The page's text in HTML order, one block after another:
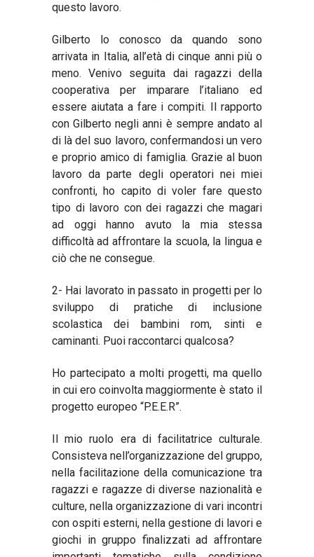
questo lavoro.
Gilberto lo conosco da quando sono
arrivata in Italia, all’età di cinque anni più o
meno. Venivo seguita dai ragazzi della
cooperativa per imparare l’italiano ed
essere aiutata a fare i compiti. Il rapporto
con Gilberto negli anni è sempre andato al
di là del suo lavoro, confermandosi un vero
e proprio amico di famiglia. Grazie al buon
lavoro da parte degli operatori nei miei
confronti, ho capito di voler fare questo
tipo di lavoro con dei ragazzi che magari
ad oggi hanno avuto la mia stessa
difficoltà ad affrontare la scuola, la lingua e
ciò che ne consegue.
2- Hai lavorato in passato in progetti per lo
sviluppo di pratiche di inclusione
scolastica dei bambini rom, sinti e
caminanti. Puoi raccontarci qualcosa?
Ho partecipato a molti progetti, ma quello
in cui ero coinvolta maggiormente è stato il
progetto europeo “P.E.E.R”.
Il mio ruolo era di facilitatrice culturale.
Consisteva nell’organizzazione del gruppo,
nella facilitazione della comunicazione tra
ragazzi e ragazze di diverse nazionalità e
culture, nella organizzazione di vari incontri
con ospiti esterni, nella gestione di lavori e
giochi in gruppo finalizzati ad affrontare